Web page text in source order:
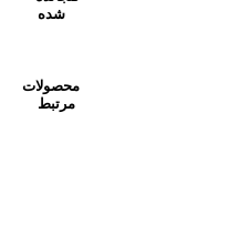
شده
محصولات
مرتبط